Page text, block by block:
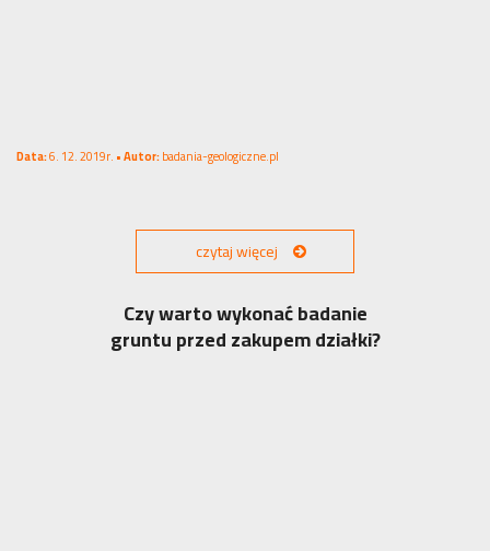
Data:6. 12. 2019r. •Autor:badania-geologiczne.pl
czytaj więcej
Czy warto wykonać badanie
gruntu przed zakupem działki?